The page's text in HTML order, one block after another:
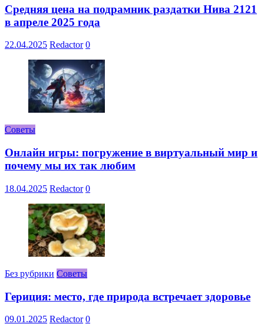
Средняя цена на подрамник раздатки Нива 2121
в апреле 2025 года
22.04.2025 Redactor 0
Советы
Онлайн игры: погружение в виртуальный мир и
почему мы их так любим
18.04.2025 Redactor 0
Без рубрики Советы
Гериция: место, где природа встречает здоровье
09.01.2025 Redactor 0